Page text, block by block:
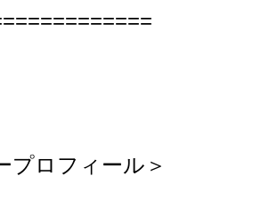
プロフィール＞